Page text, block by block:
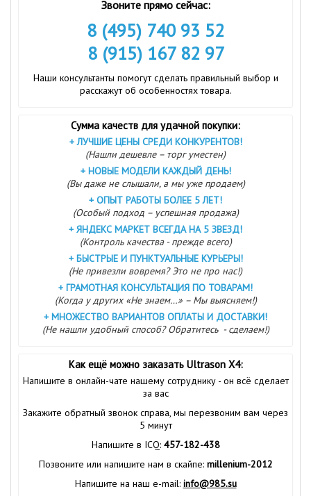
Звоните прямо сейчас:
8 (495) 740 93 52
8 (915) 167 82 97
Наши консультанты помогут сделать правильный выбор и
расскажут об особенностях товара.
Сумма качеств для удачной покупки:
+ ЛУЧШИЕ ЦЕНЫ СРЕДИ КОНКУРЕНТОВ!
(Нашли дешевле – торг уместен)
+ НОВЫЕ МОДЕЛИ КАЖДЫЙ ДЕНЬ!
(Вы даже не слышали, а мы уже продаем)
+ ОПЫТ РАБОТЫ БОЛЕЕ 5 ЛЕТ!
(Особый подход – успешная продажа)
+ ЯНДЕКС МАРКЕТ ВСЕГДА НА 5 ЗВЕЗД!
(Контроль качества - прежде всего)
+ БЫСТРЫЕ И ПУНКТУАЛЬНЫЕ КУРЬЕРЫ!
(Не привезли вовремя? Это не про нас!)
+ ГРАМОТНАЯ КОНСУЛЬТАЦИЯ ПО ТОВАРАМ!
(Когда у других «Не знаем…» – Мы выясняем!)
+ МНОЖЕСТВО ВАРИАНТОВ ОПЛАТЫ И ДОСТАВКИ!
(Не нашли удобный способ? Обратитесь - сделаем!)
Как ещё можно заказать Ultrason X4:
Напишите в онлайн-чате нашему сотруднику - он всё сделает
за вас
Закажите обратный звонок справа, мы перезвоним вам через
5 минут
Напишите в ICQ: 457-182-438
Позвоните или напишите нам в скайпе: millenium-2012
Напишите на наш e-mail: info@985.su